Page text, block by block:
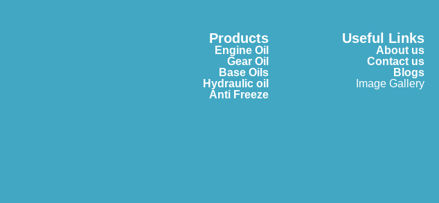
Useful Links
About us
Contact us
Blogs
Image Gallery
Products
Engine Oil
Gear Oil
Base Oils
Hydraulic oil
Anti Freeze